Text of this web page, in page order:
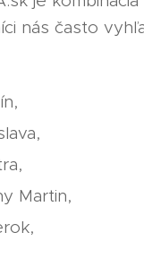
nás často
Martin,